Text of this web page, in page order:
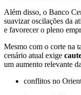
Além disso, o Banco
suavizar oscilações da
e favorecer o pleno
Mesmo com o corte na
cenário atual exige
um aumento relevante
conflitos no